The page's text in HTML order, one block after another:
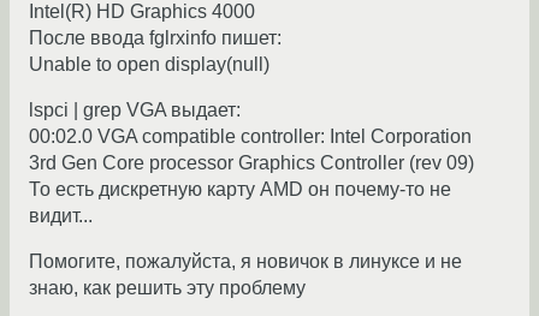
Intel(R) HD Graphics 4000
После вводa fglrxinfo пишет:
Unable to open display(null)
lspci | grep VGA выдает:
00:02.0 VGA compatible controller: Intel Corporation
3rd Gen Core processor Graphics Controller (rev 09)
То есть дискретную карту AMD он почему-то не
видит...
Помогите, пожалуйста, я новичок в линуксе и не
знаю, как решить эту проблему